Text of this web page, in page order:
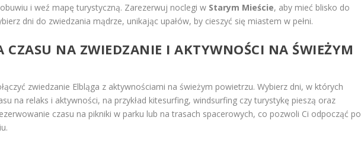
i weź mapę turystyczną. Zarezerwuj noclegi w Starym Mieście, aby mieć blisko do
dni do zwiedzania mądrze, unikając upałów, by cieszyć się miastem w pełni.
CZASU NA ZWIEDZANIE I AKTYWNOŚCI NA ŚWIEŻYM
zwiedzanie Elbląga z aktywnościami na świeżym powietrzu. Wybierz dni, w których
na relaks i aktywności, na przykład kitesurfing, windsurfing czy turystykę pieszą oraz
czasu na pikniki w parku lub na trasach spacerowych, co pozwoli Ci odpocząć po